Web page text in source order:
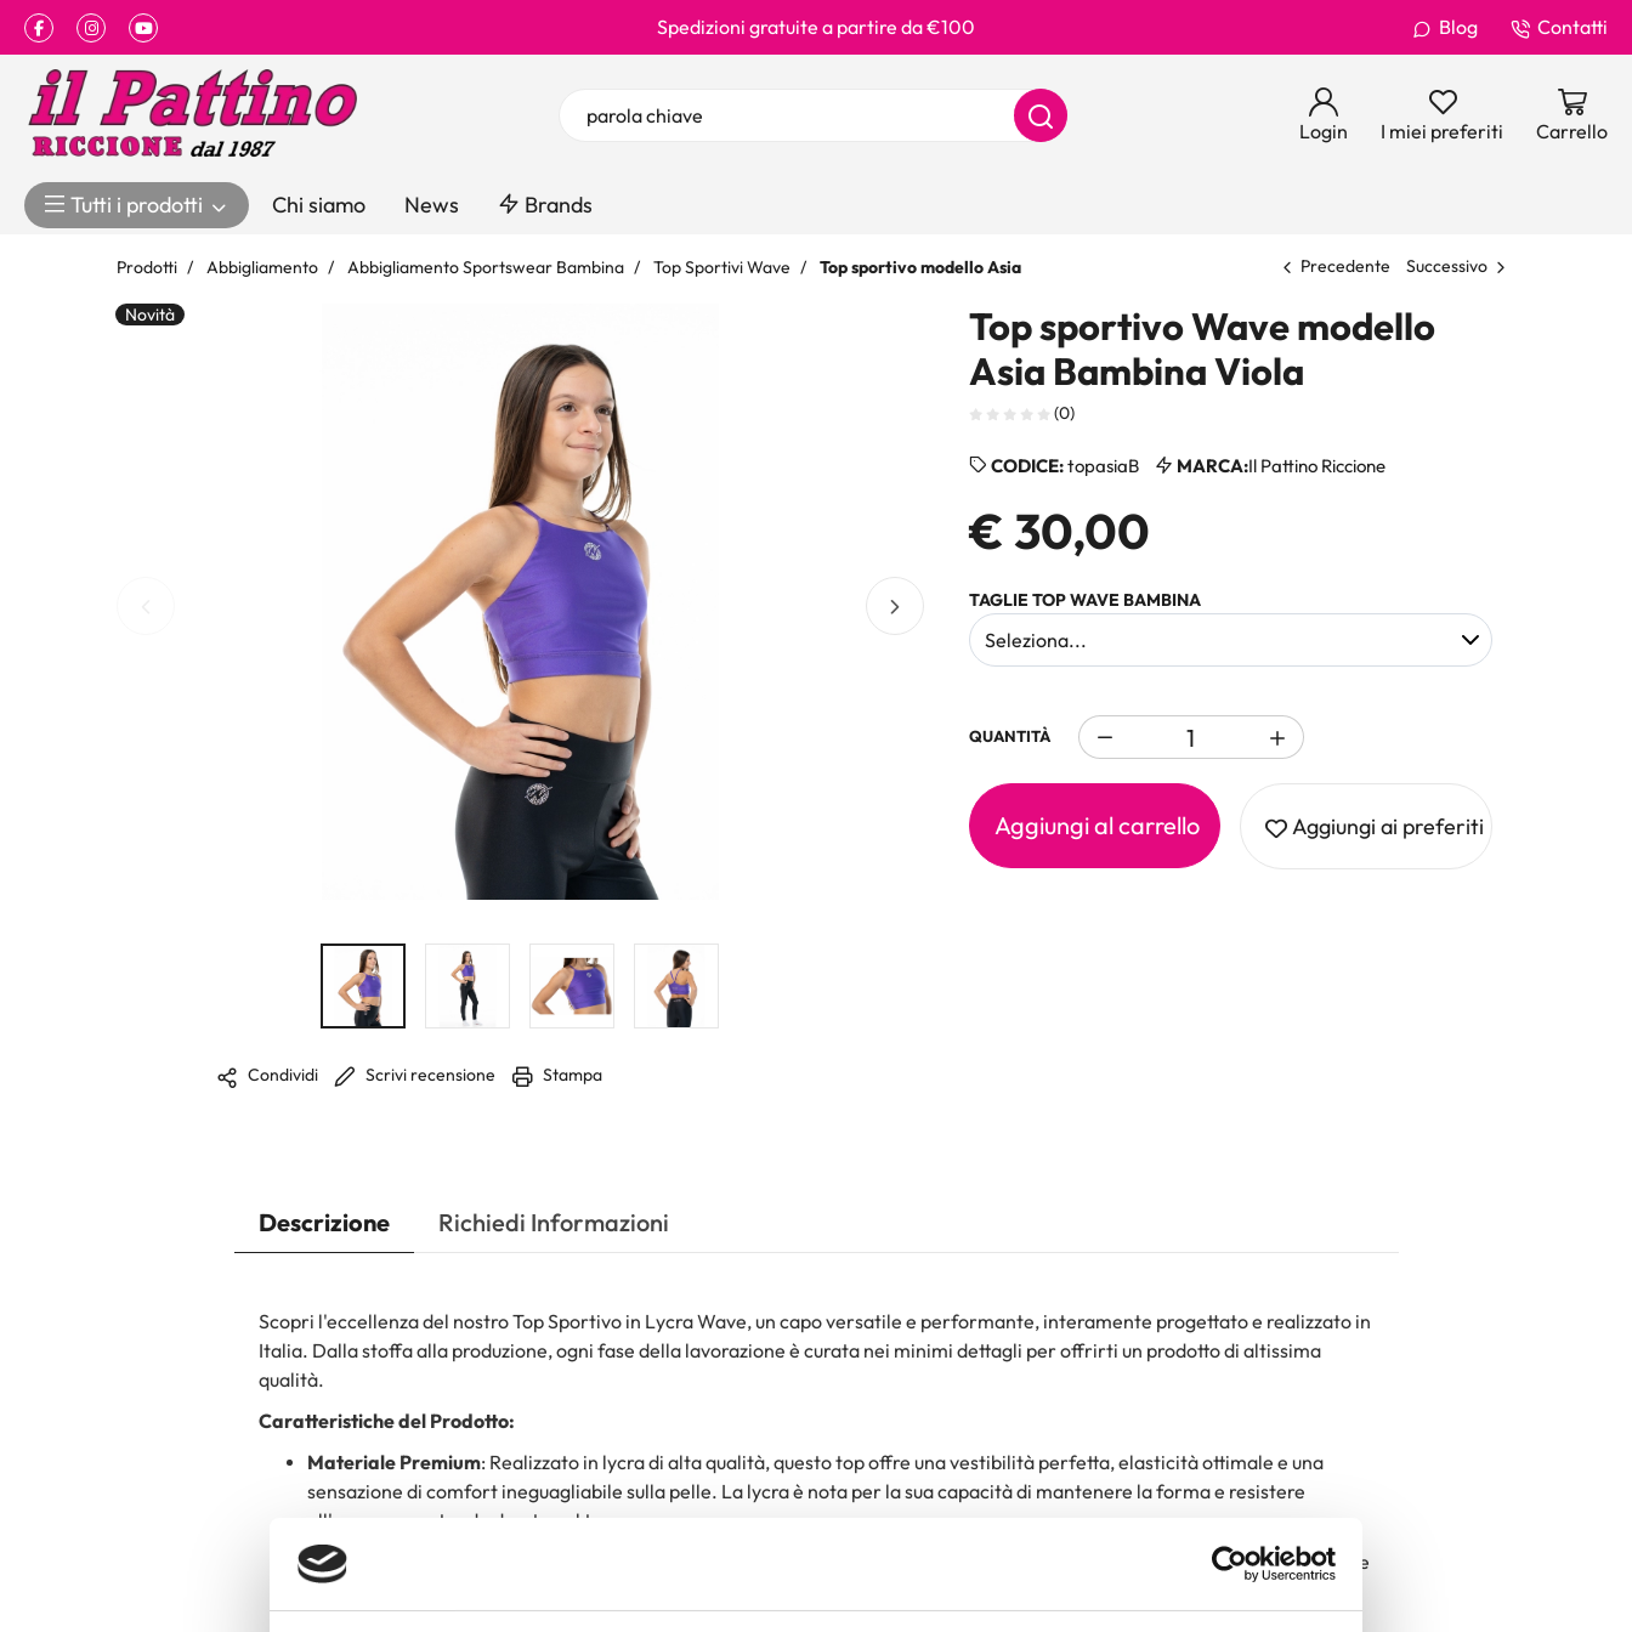
FacebookInstagram Spedizioni gratuite a partire da €100 Blog Contatti
Login I miei preferiti Carrello
Tutti i prodotti Chi siamo News Brands
Prodotti Abbigliamento Abbigliamento Sportswear Bambina Top Sportivi Wave Top sportivo modello Asia Precedente Successivo
Novità
Condividi Scrivi recensione Stampa
Top sportivo Wave modello
Asia Bambina Viola
(0)
CODICE:topasiaB MARCA:Il Pattino Riccione
€ 30,00
TAGLIE TOP WAVE BAMBINA
QUANTITÀ
Aggiungi al carrello Aggiungi ai preferiti
Descrizione Richiedi Informazioni
Scopri l'eccellenza del nostro Top Sportivo in Lycra Wave, un capo versatile e performante, interamente progettato e realizzato in
Italia. Dalla stoffa alla produzione, ogni fase della lavorazione è curata nei minimi dettagli per offrirti un prodotto di altissima
qualità.
Caratteristiche del Prodotto:
Materiale Premium: Realizzato in lycra di alta qualità, questo top offre una vestibilità perfetta, elasticità ottimale e una
sensazione di comfort ineguagliabile sulla pelle. La lycra è nota per la sua capacità di mantenere la forma e resistere
all'usura, garantendo durata nel tempo.
Made in Italy
: Orgogliosamente 100% made in Italy, il nostro top sportivo è il risultato di una tradizione sartoriale eccellente
e di una produzione attenta ai dettagli. Dalla scelta dei materiali alla confezione finale, ogni passaggio viene eseguito con la